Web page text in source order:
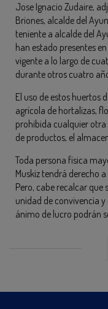
Jose Ignacio Zudaire,
Briones, alcalde del
teniente a alcalde del
han estado presentes
vigente a lo largo de
durante otros cuatro
El uso de estos huertos
agrícola de hortalizas,
prohibida cualquier
de productos, el
Toda persona física
Muskiz tendrá derecho
Pero, cabe recalcar
unidad de convivencia
ánimo de lucro podrán